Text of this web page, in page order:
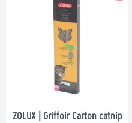
ZOLUX | Griffoir Carton catnip
prix
initial
était :
4,79 €.